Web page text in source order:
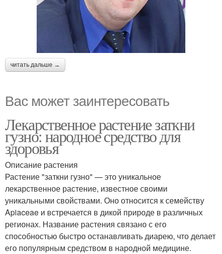
читать дальше →
Вас может заинтересовать
Лекарственное растение заткни
гузно: народное средство для
здоровья
Описание растения
Растение "заткни гузно" — это уникальное
лекарственное растение, известное своими
уникальными свойствами. Оно относится к семейству
Apiaceae и встречается в дикой природе в различных
регионах. Название растения связано с его
способностью быстро останавливать диарею, что делает
его популярным средством в народной медицине.